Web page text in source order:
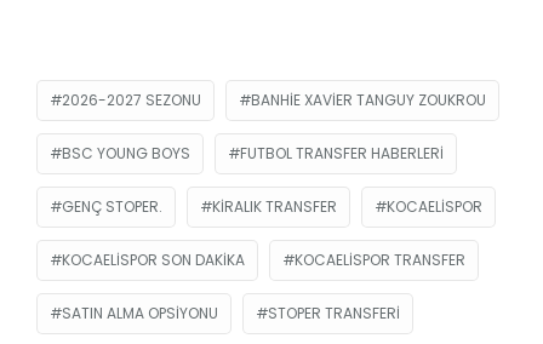
2026-2027 SEZONU BANHIE XAVIER TANGUY ZOUKROU
BSC YOUNG BOYS FUTBOL TRANSFER HABERLERI
GENÇ STOPER. KIRALIK TRANSFER KOCAELISPOR
KOCAELISPOR SON DAKIKA KOCAELISPOR TRANSFER
SATIN ALMA OPSIYONU STOPER TRANSFERI